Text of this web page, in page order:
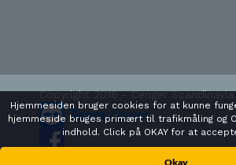
Copyright 2016 - Cenger Scandinavia
Hjemmesiden bruger cookies for at kunne
hjemmeside bruges primært til trafikmåling og
indhold. Click på OKAY for at
Okay